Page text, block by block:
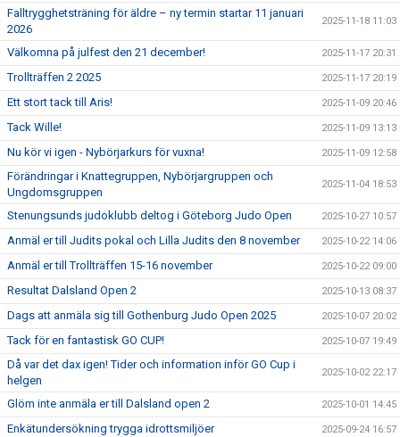
Falltrygghetsträning för äldre – ny termin startar 11 januari
2026
2025-11-18 11:03
Välkomna på julfest den 21 december! 2025-11-17 20:31
Trollträffen 2 2025 2025-11-17 20:19
Ett stort tack till Aris! 2025-11-09 20:46
Tack Wille! 2025-11-09 13:13
Nu kör vi igen - Nybörjarkurs för vuxna! 2025-11-09 12:58
Förändringar i Knattegruppen, Nybörjargruppen och
Ungdomsgruppen
2025-11-04 18:53
Stenungsunds judoklubb deltog i Göteborg Judo Open 2025-10-27 10:57
Anmäl er till Judits pokal och Lilla Judits den 8 november 2025-10-22 14:06
Anmäl er till Trollträffen 15-16 november 2025-10-22 09:00
Resultat Dalsland Open 2 2025-10-13 08:37
Dags att anmäla sig till Gothenburg Judo Open 2025 2025-10-07 20:02
Tack för en fantastisk GO CUP! 2025-10-07 19:49
Då var det dax igen! Tider och information inför GO Cup i
helgen
2025-10-02 22:17
Glöm inte anmäla er till Dalsland open 2 2025-10-01 14:45
Enkätundersökning trygga idrottsmiljöer 2025-09-24 16:57